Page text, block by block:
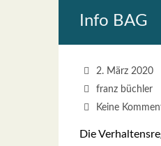
Info BAG
2. März 2020
franz büchler
Keine
Die